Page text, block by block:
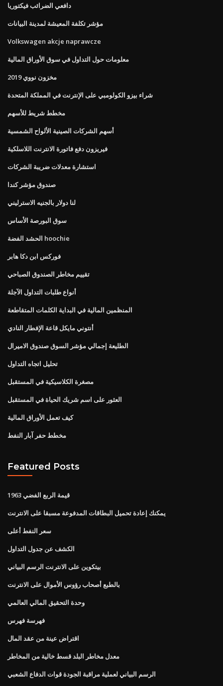
دافعي الضرائب فيكتوريا
مؤشر تكلفة المعيشة لمدينة البيانات
Volkswagen akcje naprawcze
معلومات حول التداول في سوق الأوراق المالية
مخزون نووي 2019
شراء بيزو الكولومبي على الإنترنت في المملكة المتحدة
مخطط شريط للأسهم
أسهم الشركات الصينية الألواح الشمسية
فيريزون دفع فاتورة الانترنت اللاسلكية
استشارة معدلات ضريبة الشركات
صندوق مؤشر كندا
لنا دولار بالجنيه الاسترليني
سوق البورصة الأساس
الحشد الفضة hoochie
فوركس ابن دكا هابر
تقييم مخاطر الصندوق الصباحي
أنواع طلبات التداول الآجلة
المنظمين المالية في البداية الكلمات المتقاطعة
أنتوني مايكل قاعة الإفطار النادي
الطليعة إجمالي مؤشر السوق صندوق الاميرال
تحليل اتجاه التداول
مصغرة الكلاسيكية في المستقبل
العثور على اسم شريك الحياة في المستقبل
كيف تعمل الأوراق المالية
مخطط حفر آبار النفط
Featured Posts
قيمة الربع الفضي 1963
يمكنك إعادة تحميل البطاقات المدفوعة مسبقا على الانترنت
سعر النفط أعلى
الكشف عن جدول التداول
بيتكوين على الانترنت الرسم البياني
بالطبع أصحاب رؤوس الأموال على الانترنت
وحدة التحقيق المالي العالمي
فهرسة فهرس
اقتراض عينة من عقد المال
معدل مخاطر البلد قسط خالية من المخاطر
الرسم البياني لعملية مراقبة الجودة قوات الدفاع الشعبي